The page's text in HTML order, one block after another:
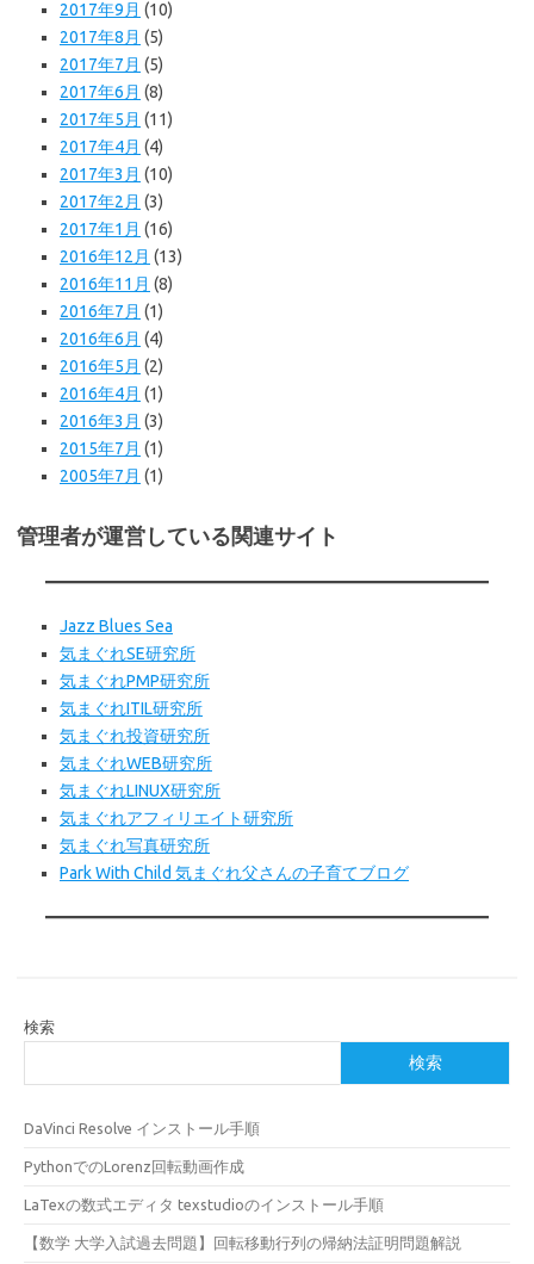
2017年9月 (10)
2017年8月 (5)
2017年7月 (5)
2017年6月 (8)
2017年5月 (11)
2017年4月 (4)
2017年3月 (10)
2017年2月 (3)
2017年1月 (16)
2016年12月 (13)
2016年11月 (8)
2016年7月 (1)
2016年6月 (4)
2016年5月 (2)
2016年4月 (1)
2016年3月 (3)
2015年7月 (1)
2005年7月 (1)
管理者が運営している関連サイト
Jazz Blues Sea
気まぐれSE研究所
気まぐれPMP研究所
気まぐれITIL研究所
気まぐれ投資研究所
気まぐれWEB研究所
気まぐれLINUX研究所
気まぐれアフィリエイト研究所
気まぐれ写真研究所
Park With Child 気まぐれ父さんの子育てブログ
検索
検索
DaVinci Resolve インストール手順
PythonでのLorenz回転動画作成
LaTexの数式エディタ texstudioのインストール手順
【数学 大学入試過去問題】回転移動行列の帰納法証明問題解説